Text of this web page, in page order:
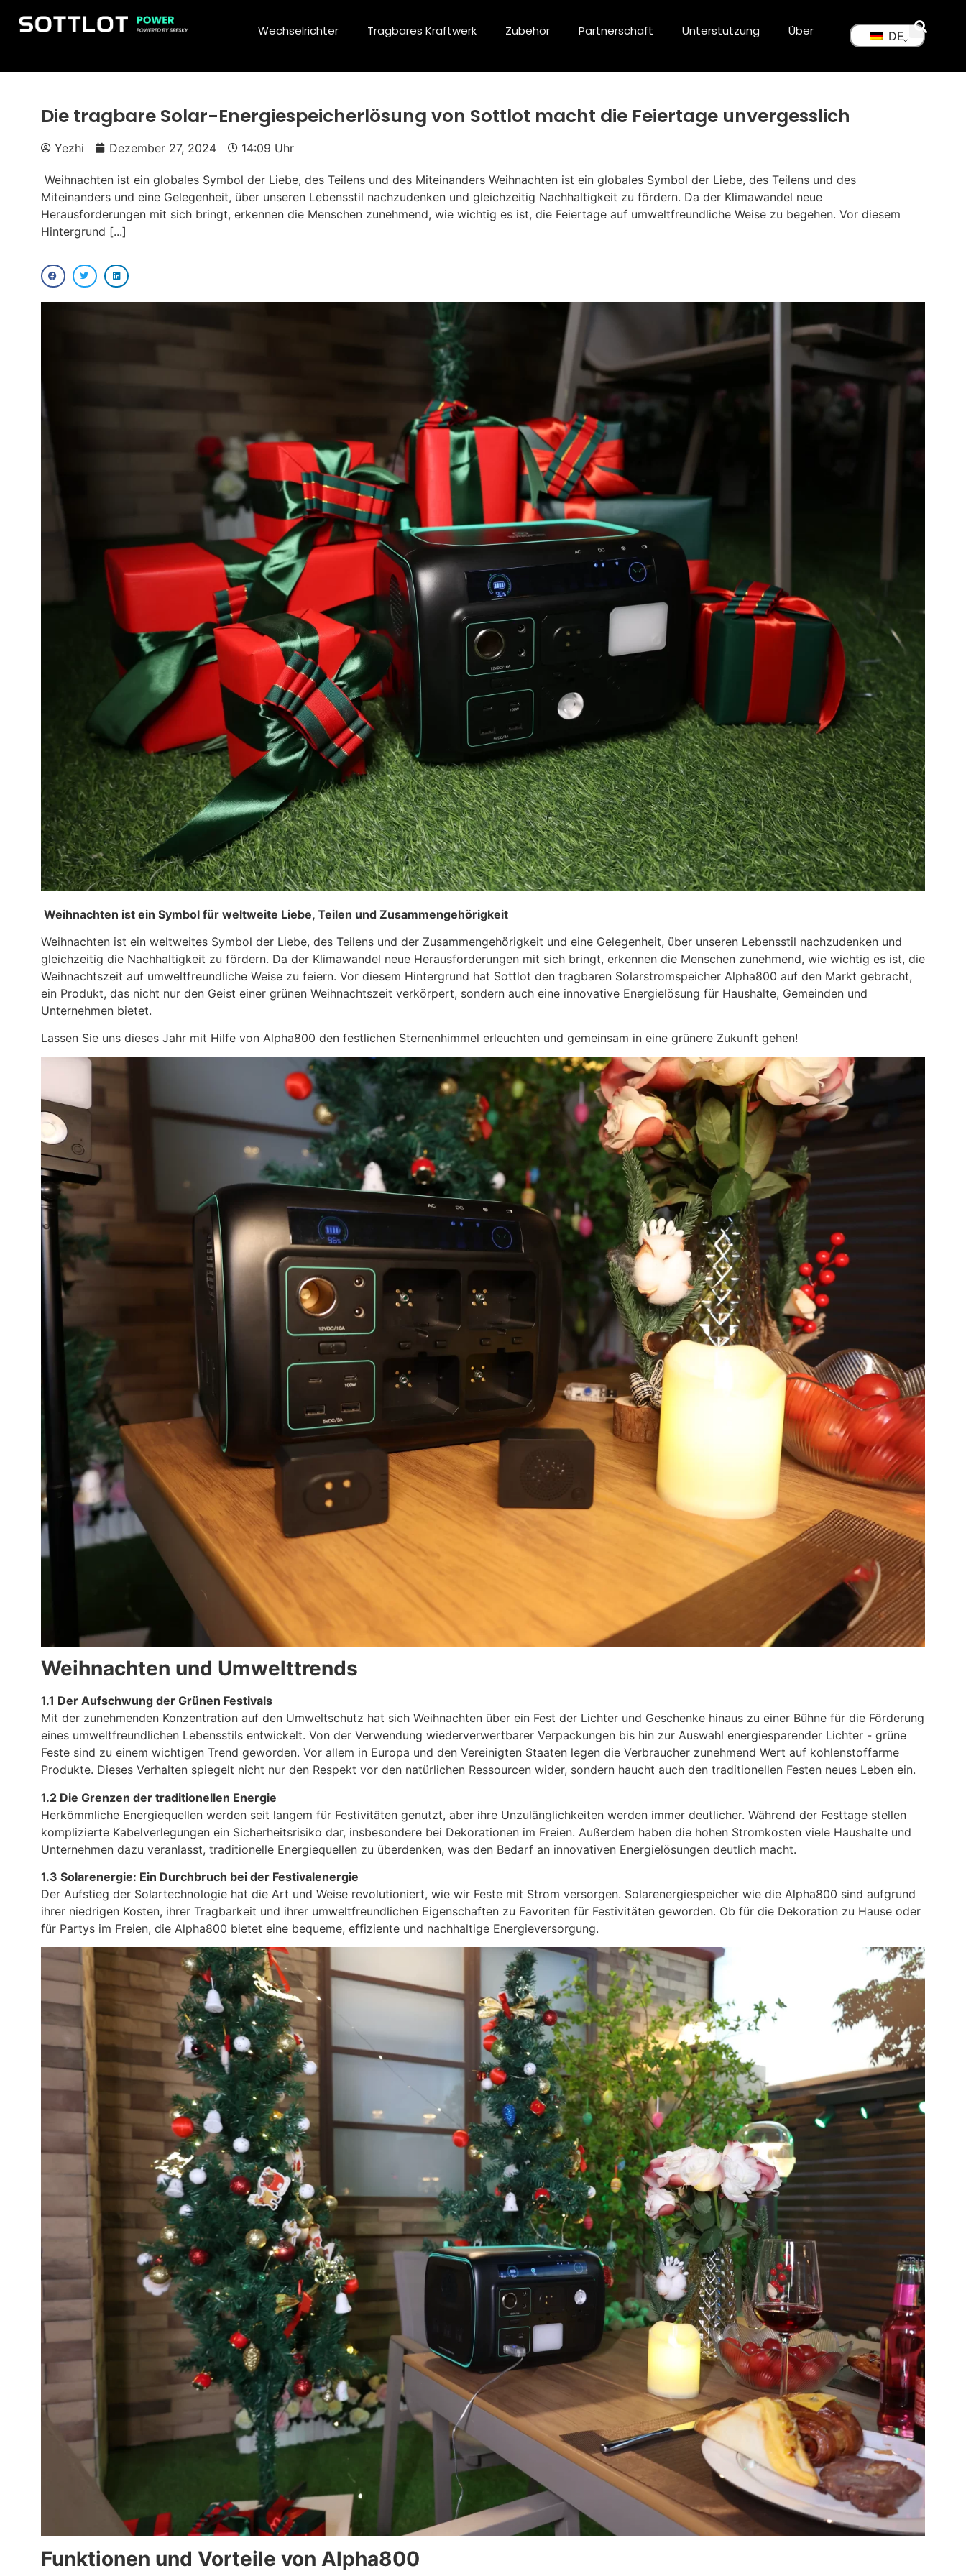
Wechselrichter Tragbares Kraftwerk Zubehör Partnerschaft Unterstützung Über DE
Die tragbare Solar-Energiespeicherlösung von Sottlot macht die Feiertage unvergesslich
Yezhi Dezember 27, 2024 14:09 Uhr
Weihnachten ist ein globales Symbol der Liebe, des Teilens und des Miteinanders Weihnachten ist ein globales Symbol der Liebe, des Teilens und des
Miteinanders und eine Gelegenheit, über unseren Lebensstil nachzudenken und gleichzeitig Nachhaltigkeit zu fördern. Da der Klimawandel neue
Herausforderungen mit sich bringt, erkennen die Menschen zunehmend, wie wichtig es ist, die Feiertage auf umweltfreundliche Weise zu begehen. Vor diesem
Hintergrund [...]
Weihnachten ist ein Symbol für weltweite Liebe, Teilen und Zusammengehörigkeit
Weihnachten ist ein weltweites Symbol der Liebe, des Teilens und der Zusammengehörigkeit und eine Gelegenheit, über unseren Lebensstil nachzudenken und
gleichzeitig die Nachhaltigkeit zu fördern. Da der Klimawandel neue Herausforderungen mit sich bringt, erkennen die Menschen zunehmend, wie wichtig es ist, die
Weihnachtszeit auf umweltfreundliche Weise zu feiern. Vor diesem Hintergrund hat Sottlot den tragbaren Solarstromspeicher Alpha800 auf den Markt gebracht,
ein Produkt, das nicht nur den Geist einer grünen Weihnachtszeit verkörpert, sondern auch eine innovative Energielösung für Haushalte, Gemeinden und
Unternehmen bietet.
Lassen Sie uns dieses Jahr mit Hilfe von Alpha800 den festlichen Sternenhimmel erleuchten und gemeinsam in eine grünere Zukunft gehen!
Weihnachten und Umwelttrends
1.1 Der Aufschwung der Grünen Festivals
Mit der zunehmenden Konzentration auf den Umweltschutz hat sich Weihnachten über ein Fest der Lichter und Geschenke hinaus zu einer Bühne für die Förderung
eines umweltfreundlichen Lebensstils entwickelt. Von der Verwendung wiederverwertbarer Verpackungen bis hin zur Auswahl energiesparender Lichter - grüne
Feste sind zu einem wichtigen Trend geworden. Vor allem in Europa und den Vereinigten Staaten legen die Verbraucher zunehmend Wert auf kohlenstoffarme
Produkte. Dieses Verhalten spiegelt nicht nur den Respekt vor den natürlichen Ressourcen wider, sondern haucht auch den traditionellen Festen neues Leben ein.
1.2 Die Grenzen der traditionellen Energie
Herkömmliche Energiequellen werden seit langem für Festivitäten genutzt, aber ihre Unzulänglichkeiten werden immer deutlicher. Während der Festtage stellen
komplizierte Kabelverlegungen ein Sicherheitsrisiko dar, insbesondere bei Dekorationen im Freien. Außerdem haben die hohen Stromkosten viele Haushalte und
Unternehmen dazu veranlasst, traditionelle Energiequellen zu überdenken, was den Bedarf an innovativen Energielösungen deutlich macht.
1.3 Solarenergie: Ein Durchbruch bei der Festivalenergie
Der Aufstieg der Solartechnologie hat die Art und Weise revolutioniert, wie wir Feste mit Strom versorgen. Solarenergiespeicher wie die Alpha800 sind aufgrund
ihrer niedrigen Kosten, ihrer Tragbarkeit und ihrer umweltfreundlichen Eigenschaften zu Favoriten für Festivitäten geworden. Ob für die Dekoration zu Hause oder
für Partys im Freien, die Alpha800 bietet eine bequeme, effiziente und nachhaltige Energieversorgung.
Funktionen und Vorteile von Alpha800